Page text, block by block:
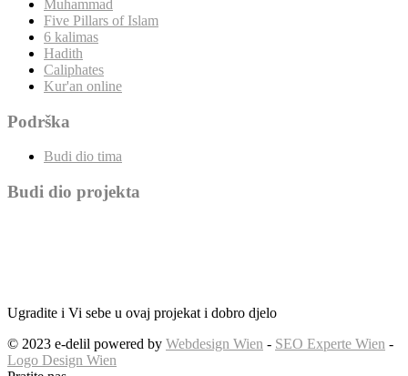
Muhammad
Five Pillars of Islam
6 kalimas
Hadith
Caliphates
Kur'an online
Podrška
Budi dio tima
Budi dio projekta
Ugradite i Vi sebe u ovaj projekat i dobro djelo
© 2023 e-delil powered by Webdesign Wien - SEO Experte Wien -
Logo Design Wien